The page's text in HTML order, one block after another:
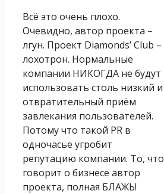
Всё это очень плохо.
Очевидно, автор проекта –
лгун. Проект Diamonds’ Club –
лохотрон. Нормальные
компании НИКОГДА не будут
использовать столь низкий и
отвратительный приём
завлекания пользователей.
Потому что такой PR в
одночасье угробит
репутацию компании. То, что
говорит о бизнесе автор
проекта, полная БЛАЖЬ!